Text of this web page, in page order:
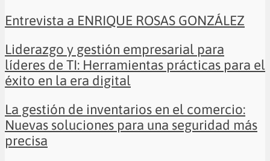
Entrevista a ENRIQUE ROSAS GONZÁLEZ
Liderazgo y gestión empresarial para
líderes de TI: Herramientas prácticas para el
éxito en la era digital
La gestión de inventarios en el comercio:
Nuevas soluciones para una seguridad más
precisa